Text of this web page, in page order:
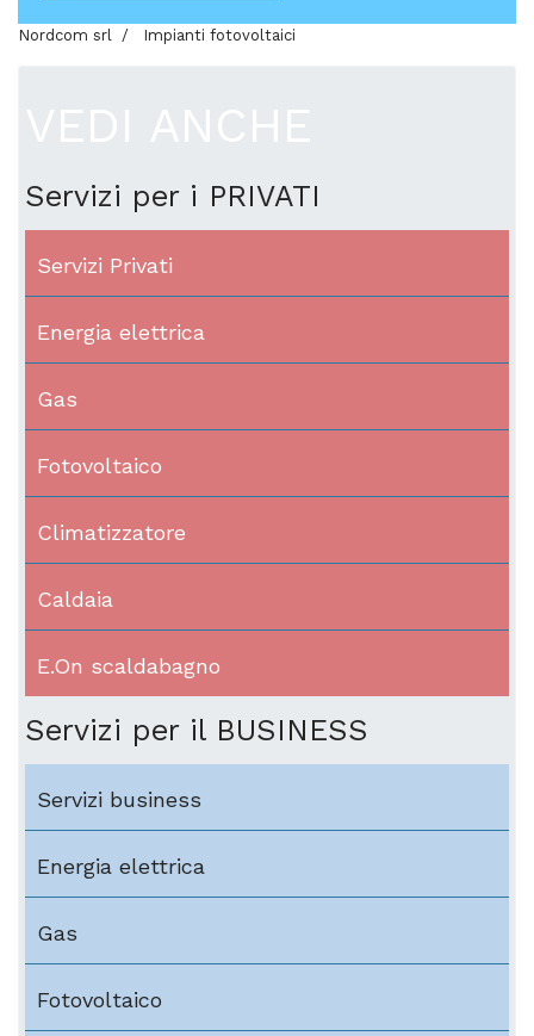
Nordcom srl Impianti fotovoltaici
Servizi per i PRIVATI
Servizi Privati
Energia elettrica
Gas
Fotovoltaico
Climatizzatore
Caldaia
E.On scaldabagno
Servizi per il BUSINESS
Servizi business
Energia elettrica
Gas
Fotovoltaico